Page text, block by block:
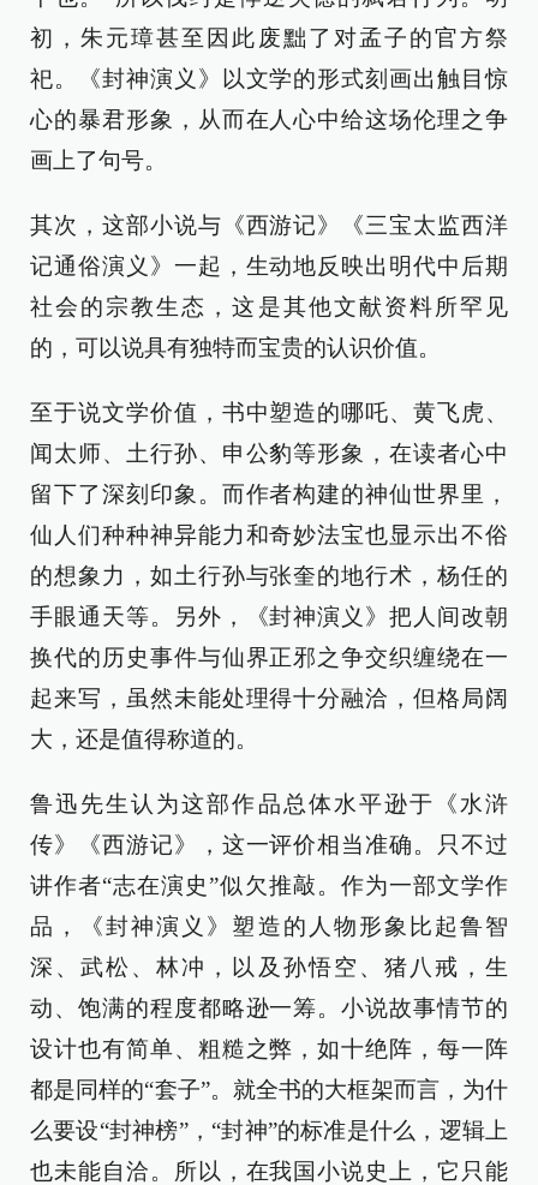
初，朱元璋甚至因此废黜了对孟子的官方祭
祀。《封神演义》以文学的形式刻画出触目惊
心的暴君形象，从而在人心中给这场伦理之争
画上了句号。
其次，这部小说与《西游记》《三宝太监西洋
记通俗演义》一起，生动地反映出明代中后期
社会的宗教生态，这是其他文献资料所罕见
的，可以说具有独特而宝贵的认识价值。
至于说文学价值，书中塑造的哪吒、黄飞虎、
闻太师、土行孙、申公豹等形象，在读者心中
留下了深刻印象。而作者构建的神仙世界里，
仙人们种种神异能力和奇妙法宝也显示出不俗
的想象力，如土行孙与张奎的地行术，杨任的
手眼通天等。另外，《封神演义》把人间改朝
换代的历史事件与仙界正邪之争交织缠绕在一
起来写，虽然未能处理得十分融洽，但格局阔
大，还是值得称道的。
鲁迅先生认为这部作品总体水平逊于《水浒
传》《西游记》，这一评价相当准确。只不过
讲作者“志在演史”似欠推敲。作为一部文学作
品，《封神演义》塑造的人物形象比起鲁智
深、武松、林冲，以及孙悟空、猪八戒，生
动、饱满的程度都略逊一筹。小说故事情节的
设计也有简单、粗糙之弊，如十绝阵，每一阵
都是同样的“套子”。就全书的大框架而言，为什
么要设“封神榜”，“封神”的标准是什么，逻辑上
也未能自洽。所以，在我国小说史上，它只能